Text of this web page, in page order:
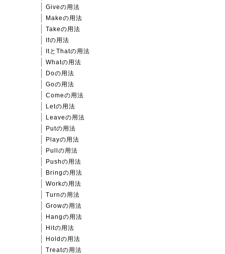
Giveの用法
Makeの用法
Takeの用法
Ifの用法
ItとThatの用法
Whatの用法
Doの用法
Goの用法
Comeの用法
Letの用法
Leaveの用法
Putの用法
Playの用法
Pullの用法
Pushの用法
Bringの用法
Workの用法
Turnの用法
Growの用法
Hangの用法
Hitの用法
Holdの用法
Treatの用法